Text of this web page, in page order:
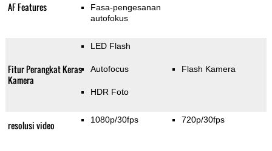
AF Features
Fasa-pengesanan
autofokus
Fitur Perangkat Keras
Kamera
LED Flash
Autofocus
HDR Foto
Flash Kamera
resolusi video 1080p/30fps 720p/30fps